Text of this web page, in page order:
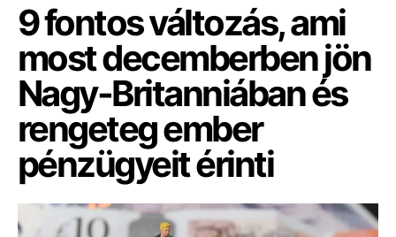
9 fontos változás, ami
most decemberben jön
Nagy-Britanniában és
rengeteg ember
pénzügyeit érinti